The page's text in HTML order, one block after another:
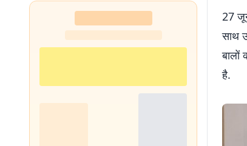
27
साथ
बालों
है.